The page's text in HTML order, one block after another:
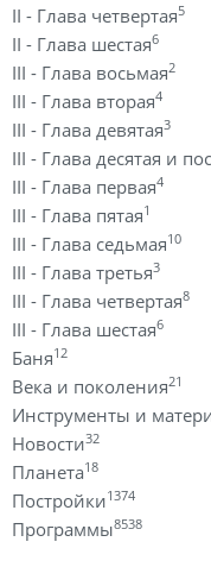
II - Глава четвертая5
II - Глава шестая6
III - Глава восьмая2
III - Глава вторая4
III - Глава девятая3
III - Глава десятая и
III - Глава первая4
III - Глава пятая1
III - Глава седьмая10
III - Глава третья3
III - Глава четвертая8
III - Глава шестая6
Баня12
Века и поколения21
Инструменты и
Новости32
Планета18
Постройки1374
Программы8538